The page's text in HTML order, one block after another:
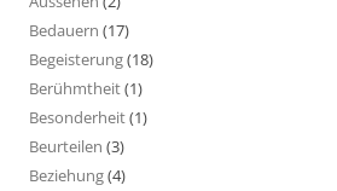
Bedauern (17)
Begeisterung(18)
Berühmtheit(1)
Besonderheit(1)
Beurteilen (3)
Beziehung(4)